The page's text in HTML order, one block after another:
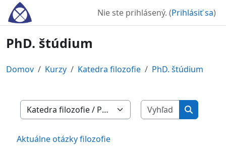
Preskočiť na hlavný obsah
Nie ste prihlásený. (Prihlásiť sa)
PhD. štúdium
Domov Kurzy Katedra filozofie PhD. štúdium
Kategórie kurzov
Vyhľadať
Vyhľadať
Aktuálne otázky filozofie